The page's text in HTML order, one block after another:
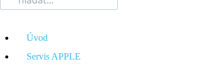
Úvod
Servis APPLE